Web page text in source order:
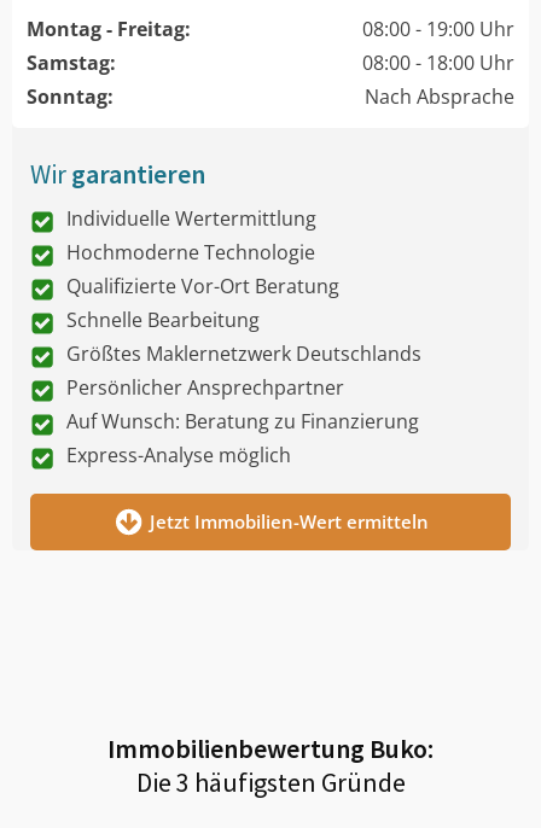
Montag - Freitag:
08:00 - 19:00 Uhr
Samstag:
08:00 - 18:00 Uhr
Sonntag:
Nach Absprache
Wirgarantieren
Individuelle Wertermittlung
Hochmoderne Technologie
Qualifizierte Vor-Ort Beratung
Schnelle Bearbeitung
Größtes Maklernetzwerk Deutschlands
Persönlicher Ansprechpartner
Auf Wunsch: Beratung zu Finanzierung
Express-Analyse möglich
Jetzt Immobilien-Wert ermitteln
Immobilienbewertung Buko:
Die 3 häufigsten Gründe